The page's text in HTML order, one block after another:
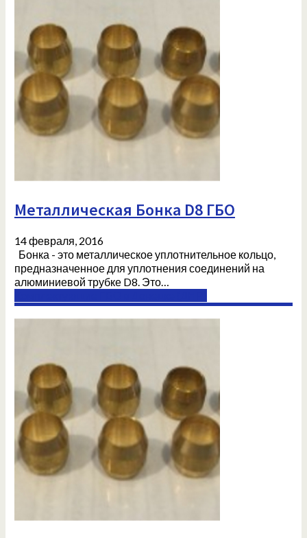
Металлическая Бонка D8 ГБО
14 февраля, 2016
Бонка - это металлическое уплотнительное кольцо,
предназначенное для уплотнения соединений на
алюминиевой трубке D8. Это…